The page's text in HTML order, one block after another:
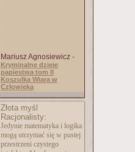
Mariusz Agnosiewicz -
Kryminalne dzieje
papiestwa tom II
Koszulka Wiara w
Człowieka
Złota myśl
Racjonalisty:
Jedynie matematyka i logika
mogą utrzymać się w pustej
przestrzeni czystego